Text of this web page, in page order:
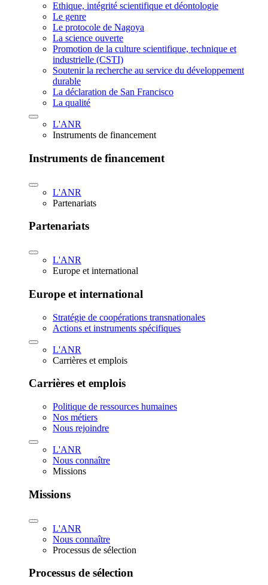
Ethique, intégrité scientifique et déontologie
Le genre
Le protocole de Nagoya
La science ouverte
Promotion de la culture scientifique, technique et
industrielle (CSTI)
Soutenir la recherche au service du développement
durable
La déclaration de San Francisco
La qualité
L'ANR
Instruments de financement
Instruments de financement
L'ANR
Partenariats
Partenariats
L'ANR
Europe et international
Europe et international
Stratégie de coopérations transnationales
Actions et instruments spécifiques
L'ANR
Carrières et emplois
Carrières et emplois
Politique de ressources humaines
Nos métiers
Nous rejoindre
L'ANR
Nous connaître
Missions
Missions
L'ANR
Nous connaître
Processus de sélection
Processus de sélection